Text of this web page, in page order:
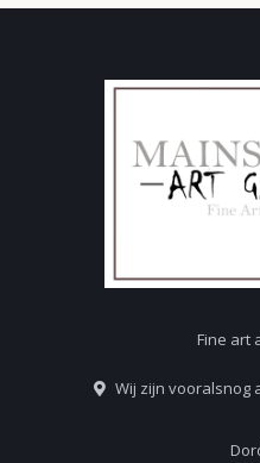
Fine art
Wij zijn vooralsnog